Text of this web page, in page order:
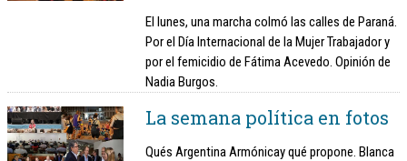
El lunes, una marcha colmó las calles de Paraná.
Por el Día Internacional de la Mujer Trabajador y
por el femicidio de Fátima Acevedo. Opinión de
Nadia Burgos.
La semana política en fotos
Qués Argentina Armónicay qué propone. Blanca